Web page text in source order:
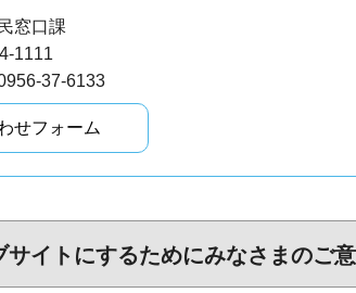
窓口課
1111
37-6133
サイトにするためにみなさまのご